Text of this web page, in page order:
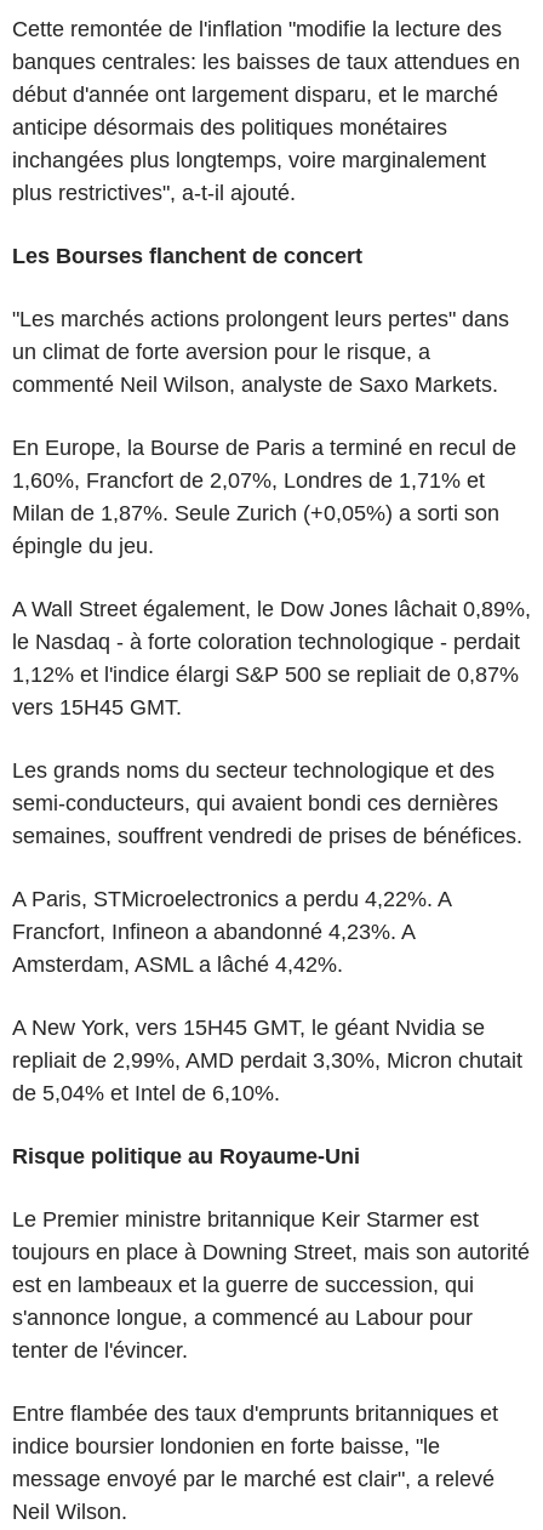
Cette remontée de l'inflation "modifie la lecture des
banques centrales: les baisses de taux attendues en
début d'année ont largement disparu, et le marché
anticipe désormais des politiques monétaires
inchangées plus longtemps, voire marginalement
plus restrictives", a-t-il ajouté.
Les Bourses flanchent de concert
"Les marchés actions prolongent leurs pertes" dans
un climat de forte aversion pour le risque, a
commenté Neil Wilson, analyste de Saxo Markets.
En Europe, la Bourse de Paris a terminé en recul de
1,60%, Francfort de 2,07%, Londres de 1,71% et
Milan de 1,87%. Seule Zurich (+0,05%) a sorti son
épingle du jeu.
A Wall Street également, le Dow Jones lâchait 0,89%,
le Nasdaq - à forte coloration technologique - perdait
1,12% et l'indice élargi S&P 500 se repliait de 0,87%
vers 15H45 GMT.
Les grands noms du secteur technologique et des
semi-conducteurs, qui avaient bondi ces dernières
semaines, souffrent vendredi de prises de bénéfices.
A Paris, STMicroelectronics a perdu 4,22%. A
Francfort, Infineon a abandonné 4,23%. A
Amsterdam, ASML a lâché 4,42%.
A New York, vers 15H45 GMT, le géant Nvidia se
repliait de 2,99%, AMD perdait 3,30%, Micron chutait
de 5,04% et Intel de 6,10%.
Risque politique au Royaume-Uni
Le Premier ministre britannique Keir Starmer est
toujours en place à Downing Street, mais son autorité
est en lambeaux et la guerre de succession, qui
s'annonce longue, a commencé au Labour pour
tenter de l'évincer.
Entre flambée des taux d'emprunts britanniques et
indice boursier londonien en forte baisse, "le
message envoyé par le marché est clair", a relevé
Neil Wilson.